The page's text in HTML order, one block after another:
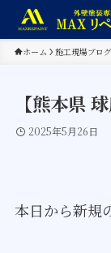
ホーム 施工現場ブログ
【熊本県
2025年5月26日
本日から新規